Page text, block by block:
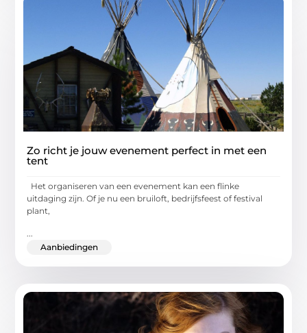
Zo richt je jouw evenement perfect in met een
tent
Het organiseren van een evenement kan een flinke
uitdaging zijn. Of je nu een bruiloft, bedrijfsfeest of festival
plant,
Aanbiedingen